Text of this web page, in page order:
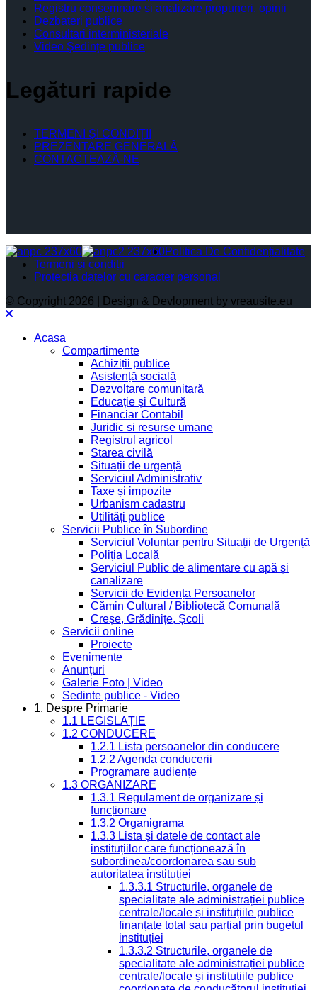
Registru consemnare si analizare propuneri, opinii
Dezbateri publice
Consultari interministeriale
Video Şedinţe publice
Legături rapide
TERMENI ŞI CONDIŢII
PREZENTARE GENERALĂ
CONTACTEAZĂ-NE
Politica De Confidențialitate
Termeni și condiții
Protectia datelor cu caracter personal
© Copyright 2026 | Design & Devlopment by vreausite.eu
Acasa
Compartimente
Achiziții publice
Asistență socială
Dezvoltare comunitară
Educație și Cultură
Financiar Contabil
Juridic si resurse umane
Registrul agricol
Starea civilă
Situații de urgență
Serviciul Administrativ
Taxe și impozite
Urbanism cadastru
Utilități publice
Servicii Publice în Subordine
Serviciul Voluntar pentru Situații de Urgență
Poliția Locală
Serviciul Public de alimentare cu apă și
canalizare
Servicii de Evidența Persoanelor
Cămin Cultural / Bibliotecă Comunală
Creșe, Grădinițe, Școli
Servicii online
Proiecte
Evenimente
Anunțuri
Galerie Foto | Video
Sedinte publice - Video
1. Despre Primarie
1.1 LEGISLAȚIE
1.2 CONDUCERE
1.2.1 Lista persoanelor din conducere
1.2.2 Agenda conducerii
Programare audiențe
1.3 ORGANIZARE
1.3.1 Regulament de organizare și
funcționare
1.3.2 Organigrama
1.3.3 Lista și datele de contact ale
instituțiilor care funcționează în
subordinea/coordonarea sau sub
autoritatea instituției
1.3.3.1 Structurile, organele de
specialitate ale administrației publice
centrale/locale și instituțiile publice
finanțate total sau parțial prin bugetul
instituției
1.3.3.2 Structurile, organele de
specialitate ale administrației publice
centrale/locale și instituțiile publice